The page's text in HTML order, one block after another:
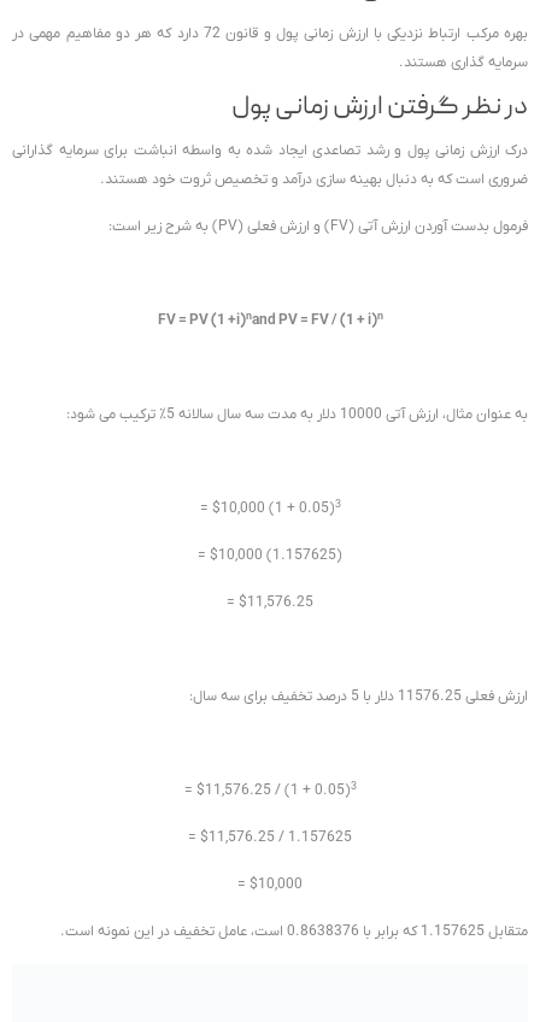
بهره مرکب ارتباط نزدیکی با ارزش زمانی پول و قانون 72 دارد که هر دو مفاهیم مهمی در
سرمایه گذاری هستند.
در نظر گرفتن ارزش زمانی پول
درک ارزش زمانی پول و رشد تصاعدی ایجاد شده به واسطه انباشت برای سرمایه گذارانی
ضروری است که به دنبال بهینه سازی درآمد و تخصیص ثروت خود هستند.
فرمول بدست آوردن ارزش آتی (FV) و ارزش فعلی (PV) به شرح زیر است:
FV = PV (1 +i)nand PV = FV / (1 + i)n
به عنوان مثال، ارزش آتی 10000 دلار به مدت سه سال سالانه 5٪ ترکیب می شود:
= $10,000 (1 + 0.05)3
= $10,000 (1.157625)
= $11,576.25
ارزش فعلی 11576.25 دلار با 5 درصد تخفیف برای سه سال:
= $11,576.25 / (1 + 0.05)3
= $11,576.25 / 1.157625
= $10,000
متقابل 1.157625 که برابر با 0.8638376 است، عامل تخفیف در این نمونه است.